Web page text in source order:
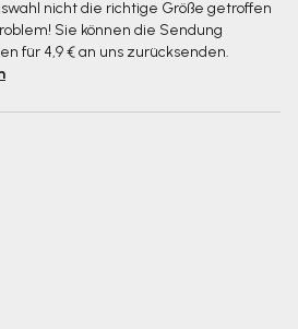
nicht die richtige Größe getroffen
Sie können die Sendung
für 4,9 € an uns zurücksenden.